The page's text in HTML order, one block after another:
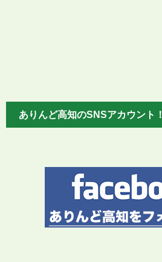
ありんど高知のSNSアカウント！